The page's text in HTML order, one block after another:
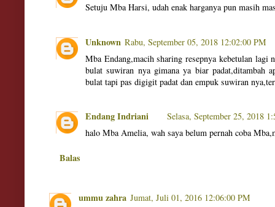
Setuju Mba Harsi, udah enak harganya pun masih
Unknown Rabu, September 05, 2018 12:02:00 PM
Mba Endang,macih sharing resepnya kebetulan
bulat suwiran nya gimana ya biar padat,ditambah
bulat tapi pas digigit padat dan empuk suwiran
Endang Indriani
Selasa, September 25, 2018
halo Mba Amelia, wah saya belum pernah coba
Balas
ummu zahra Jumat, Juli 01, 2016 12:06:00 PM